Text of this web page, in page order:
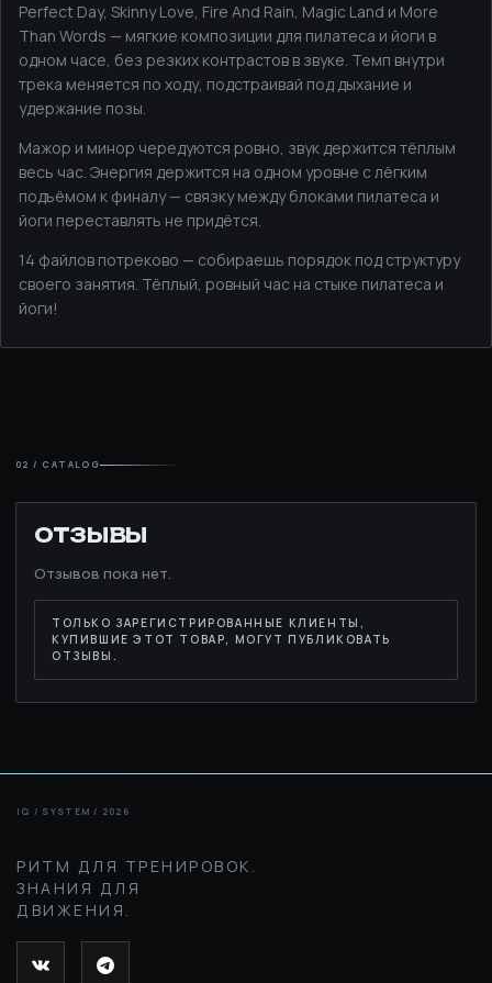
Perfect Day, Skinny Love, Fire And Rain, Magic Land и More
Than Words — мягкие композиции для пилатеса и йоги в
одном часе, без резких контрастов в звуке. Темп внутри
трека меняется по ходу, подстраивай под дыхание и
удержание позы.
Мажор и минор чередуются ровно, звук держится тёплым
весь час. Энергия держится на одном уровне с лёгким
подъёмом к финалу — связку между блоками пилатеса и
йоги переставлять не придётся.
14 файлов потреково — собираешь порядок под структуру
своего занятия. Тёплый, ровный час на стыке пилатеса и
йоги!
02 / CATALOG
ОТЗЫВЫ
Отзывов пока нет.
ТОЛЬКО ЗАРЕГИСТРИРОВАННЫЕ КЛИЕНТЫ,
КУПИВШИЕ ЭТОТ ТОВАР, МОГУТ ПУБЛИКОВАТЬ
ОТЗЫВЫ.
РИТМ ДЛЯ ТРЕНИРОВОК.
ЗНАНИЯ ДЛЯ
ДВИЖЕНИЯ.